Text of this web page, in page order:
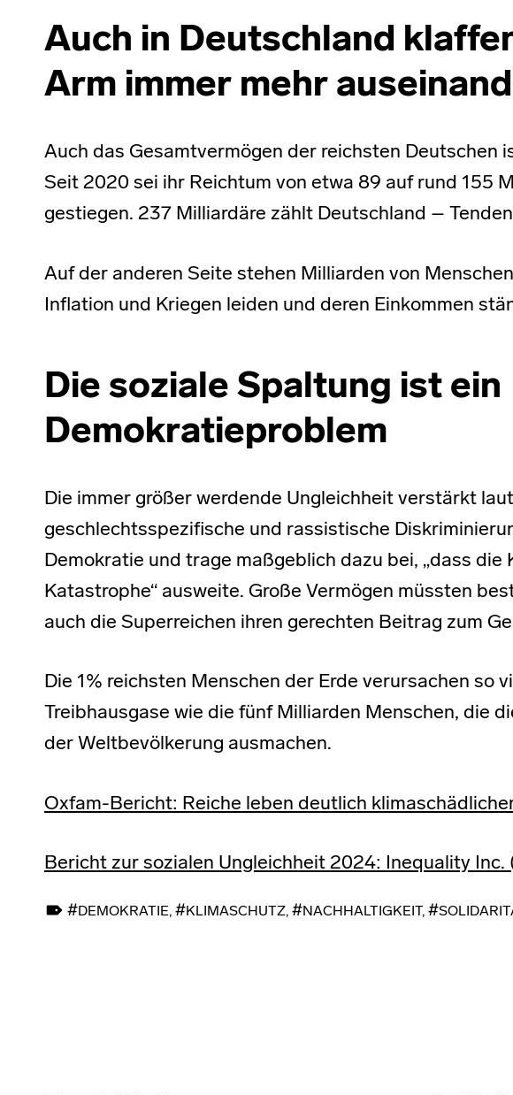
Auch in Deutschland
Arm immer mehr
Auch das Gesamtvermögen der reichsten Deutschen
Seit 2020 sei ihr Reichtum von etwa 89 auf rund 155
gestiegen. 237 Milliardäre zählt Deutschland –
Auf der anderen Seite stehen Milliarden von
Inflation und Kriegen leiden und deren Einkommen
Die soziale Spaltung ist ein
Demokratieproblem
Die immer größer werdende Ungleichheit verstärkt
geschlechtsspezifische und rassistische
Demokratie und trage maßgeblich dazu bei, „dass die
Katastrophe“ ausweite. Große Vermögen müssten
auch die Superreichen ihren gerechten Beitrag zum
Die 1% reichsten Menschen der Erde verursachen so
Treibhausgase wie die fünf Milliarden Menschen, die
der Weltbevölkerung ausmachen.
Oxfam-Bericht: Reiche leben deutlich
Bericht zur sozialen Ungleichheit 2024: Inequality Inc.
DEMOKRATIE, KLIMASCHUTZ, NACHHALTIGKEIT,